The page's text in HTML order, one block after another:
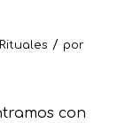
Rituales / por
con